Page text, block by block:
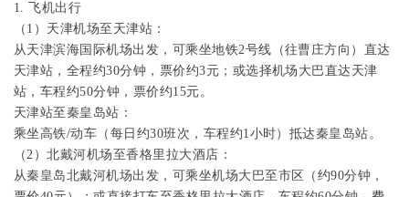
1.
飞机出行
（ 1 ）天津机场至天津站 ：
从天津滨海国际机场出发，可乘坐地铁2号线（往曹庄方向）直达
天津站，全程约30分钟，票价约3元；或选择机场大巴直达天津
站，车程约50分钟，票价约15元。
天津站至秦皇岛站：
乘坐高铁/动车（每日约30班次，车程约1小时）抵达秦皇岛站。
（2 ）北戴河机场至香格里拉大酒店：
从秦皇岛北戴河机场出发，可乘坐机场大巴至市区（约90分钟，